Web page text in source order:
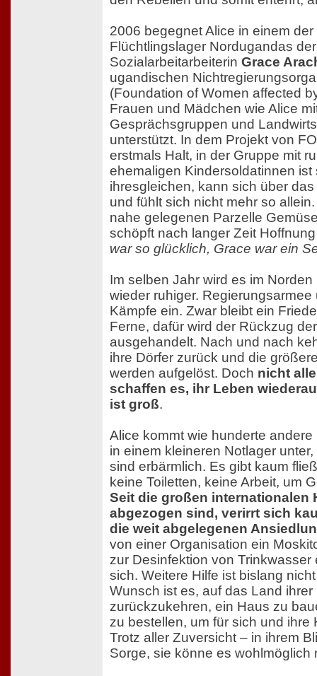
2006 begegnet Alice in einem
Flüchtlingslager Nordugandas
Sozialarbeitarbeiterin Grace
ugandischen
(Foundation of Women affected
Frauen und Mädchen wie Alice
Gesprächsgruppen und
unterstützt. In dem Projekt von
erstmals Halt, in der Gruppe mit
ehemaligen Kindersoldatinnen ist
ihresgleichen, kann sich über
und fühlt sich nicht mehr so
nahe gelegenen Parzelle
schöpft nach langer Zeit
war so glücklich, Grace war ein
Im selben Jahr wird es im
wieder ruhiger.
Kämpfe ein. Zwar bleibt ein
Ferne, dafür wird der Rückzug
ausgehandelt. Nach und nach
ihre Dörfer zurück und die
werden aufgelöst. Doch nicht
schaffen es, ihr Leben
ist groß.
Alice kommt wie hunderte
in einem kleineren Notlager
sind erbärmlich. Es gibt kaum
keine Toiletten, keine Arbeit, um
Seit die großen internationalen
abgezogen sind, verirrt sich
die weit abgelegenen
von einer Organisation ein
zur Desinfektion von Trinkwasser
sich. Weitere Hilfe ist bislang
Wunsch ist es, auf das Land ihrer
zurückzukehren, ein Haus zu
zu bestellen, um für sich und ihre
Trotz aller Zuversicht – in ihrem
Sorge, sie könne es wohlmöglich